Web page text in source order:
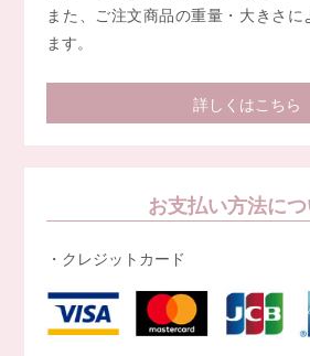
また、ご注文商品の重量・大きさに
ます。
詳しくはこちら
お支払い方法に
・クレジットカード